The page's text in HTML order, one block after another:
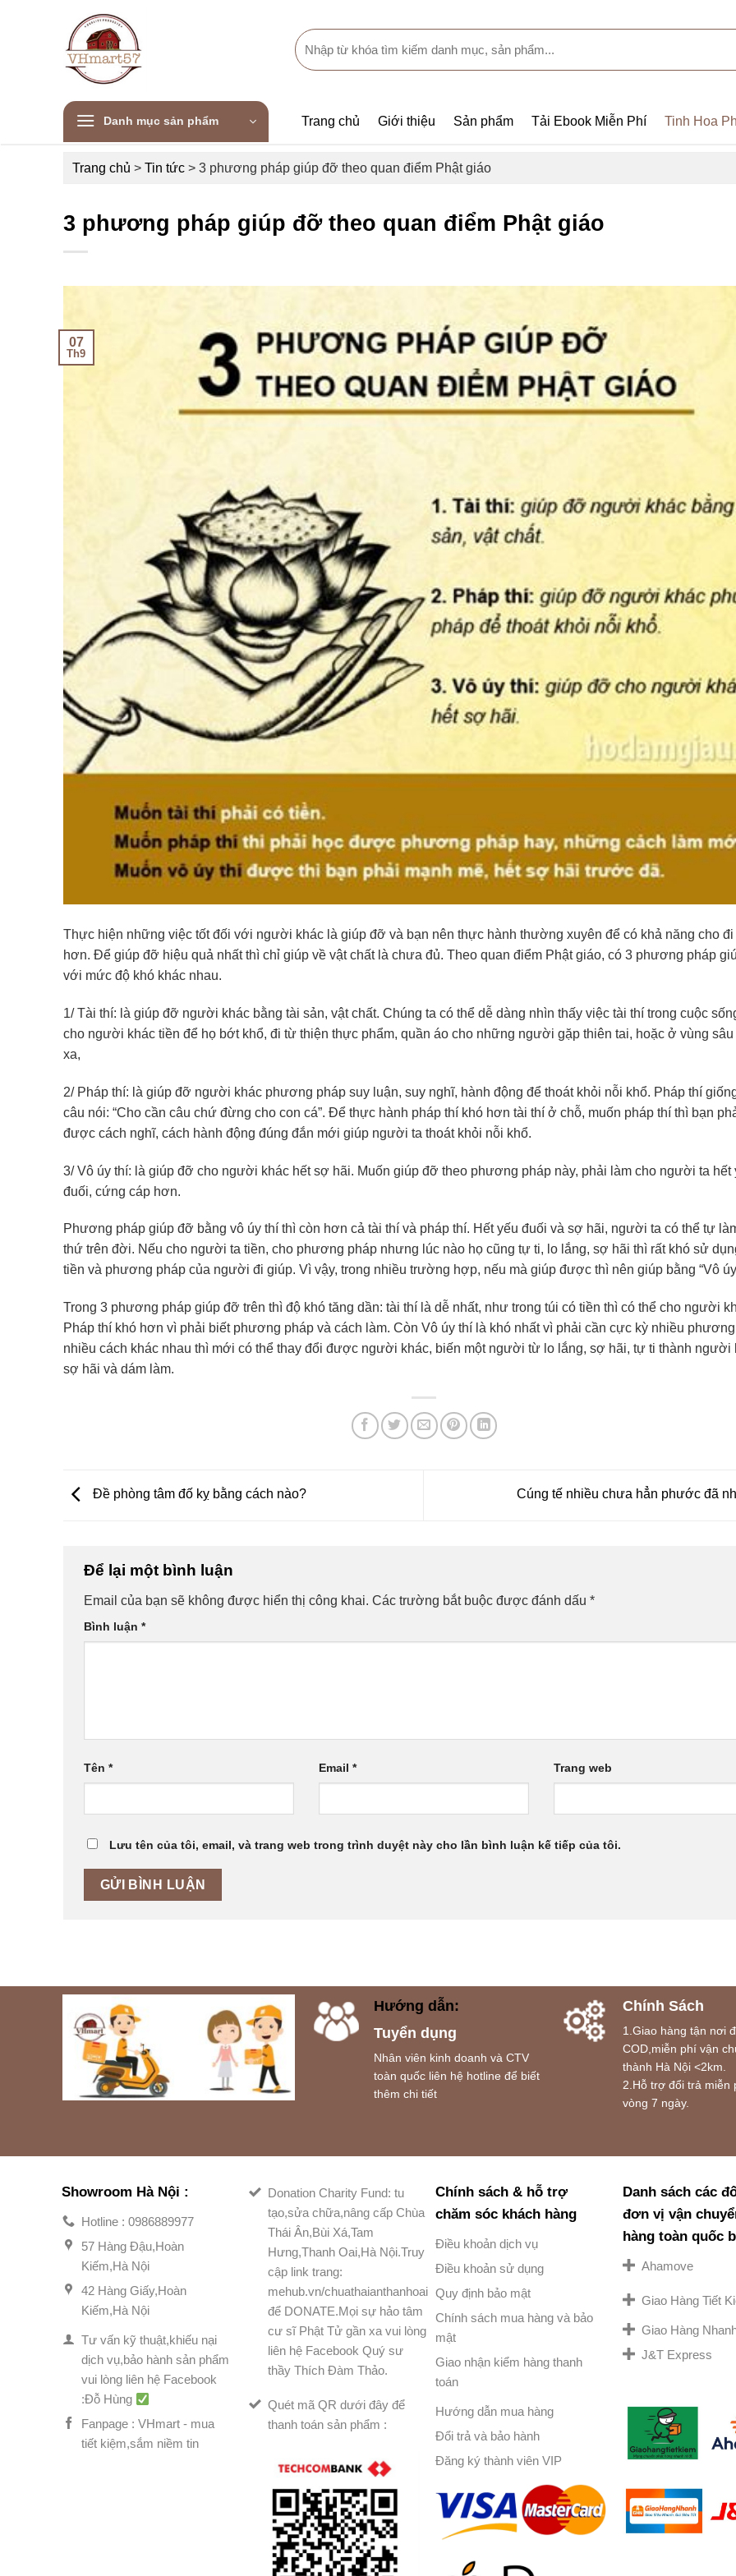
Search
for:
Danh mục sản phẩm Trang chủ Giới thiệu Sản phẩm Tải Ebook Miễn Phí Tinh Hoa
Trang chủ > Tin tức > 3 phương pháp giúp đỡ theo quan điểm Phật giáo
3 phương pháp giúp đỡ theo quan điểm Phật giáo
07
Th9
Thực hiện những việc tốt đối với người khác là giúp đỡ và bạn nên thực hành thường xuyên để có khả năng cho
hơn. Để giúp đỡ hiệu quả nhất thì chỉ giúp về vật chất là chưa đủ. Theo quan điểm Phật giáo, có 3 phương pháp
với mức độ khó khác nhau.
1/ Tài thí: là giúp đỡ người khác bằng tài sản, vật chất. Chúng ta có thể dễ dàng nhìn thấy việc tài thí trong cuộc
cho người khác tiền để họ bớt khổ, đi từ thiện thực phẩm, quần áo cho những người gặp thiên tai, hoặc ở vùng sâu
xa,
2/ Pháp thí: là giúp đỡ người khác phương pháp suy luận, suy nghĩ, hành động để thoát khỏi nỗi khổ. Pháp thí
câu nói: “Cho cần câu chứ đừng cho con cá”. Để thực hành pháp thí khó hơn tài thí ở chỗ, muốn pháp thí thì bạn
được cách nghĩ, cách hành động đúng đắn mới giúp người ta thoát khỏi nỗi khổ.
3/ Vô úy thí: là giúp đỡ cho người khác hết sợ hãi. Muốn giúp đỡ theo phương pháp này, phải làm cho người ta hết
đuối, cứng cáp hơn.
Phương pháp giúp đỡ bằng vô úy thí thì còn hơn cả tài thí và pháp thí. Hết yếu đuối và sợ hãi, người ta có thể tự
thứ trên đời. Nếu cho người ta tiền, cho phương pháp nhưng lúc nào họ cũng tự ti, lo lắng, sợ hãi thì rất khó sử
tiền và phương pháp của người đi giúp. Vì vậy, trong nhiều trường hợp, nếu mà giúp được thì nên giúp bằng “Vô úy
Trong 3 phương pháp giúp đỡ trên thì độ khó tăng dần: tài thí là dễ nhất, như trong túi có tiền thì có thể cho người
Pháp thí khó hơn vì phải biết phương pháp và cách làm. Còn Vô úy thí là khó nhất vì phải cần cực kỳ nhiều
nhiều cách khác nhau thì mới có thể thay đổi được người khác, biến một người từ lo lắng, sợ hãi, tự ti thành người
sợ hãi và dám làm.
Đề phòng tâm đố kỵ bằng cách nào? Cúng tế nhiều chưa hẳn phước đã
Để lại một bình luận
Email của bạn sẽ không được hiển thị công khai. Các trường bắt buộc được đánh dấu *
Bình luận *
Tên * Email * Trang web
Lưu tên của tôi, email, và trang web trong trình duyệt này cho lần bình luận kế tiếp của tôi.
Hướng dẫn:
Tuyển dụng
Nhân viên kinh doanh và CTV
toàn quốc liên hệ hotline để biết
thêm chi tiết
Chính Sách
1.Giao hàng tận nơi
COD,miễn phí vận
thành Hà Nội <2km.
2.Hỗ trợ đổi trả miễn
vòng 7 ngày.
Showroom Hà Nội :
Hotline : 0986889977
57 Hàng Đậu,Hoàn
Kiếm,Hà Nội
42 Hàng Giấy,Hoàn
Kiếm,Hà Nội
Tư vấn kỹ thuật,khiếu nại
dịch vụ,bảo hành sản phẩm
vui lòng liên hệ Facebook
:Đỗ Hùng
Fanpage : VHmart - mua
tiết kiệm,sắm niềm tin
Donation Charity Fund: tu
tạo,sửa chữa,nâng cấp Chùa
Thái Ân,Bùi Xá,Tam
Hưng,Thanh Oai,Hà Nội.Truy
cập link trang:
mehub.vn/chuathaianthanhoai
để DONATE.Mọi sự hảo tâm
cư sĩ Phật Tử gần xa vui lòng
liên hệ Facebook Quý sư
thầy Thích Đàm Thảo.
Quét mã QR dưới đây để
thanh toán sản phẩm :
Chính sách & hỗ trợ
chăm sóc khách hàng
Điều khoản dịch vụ
Điều khoản sử dụng
Quy định bảo mật
Chính sách mua hàng và bảo
mật
Giao nhận kiểm hàng thanh
toán
Hướng dẫn mua hàng
Đổi trả và bảo hành
Đăng ký thành viên VIP
Danh sách các
đơn vị vận
hàng toàn quốc
Ahamove
Giao Hàng Tiết
Giao Hàng
J&T Express